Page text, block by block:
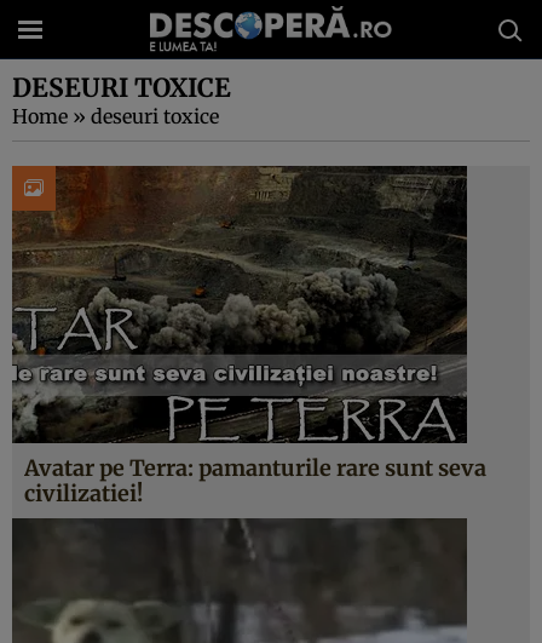
DESEURI TOXICE
Home » deseuri toxice
Avatar pe Terra: pamanturile rare sunt seva
civilizatiei!